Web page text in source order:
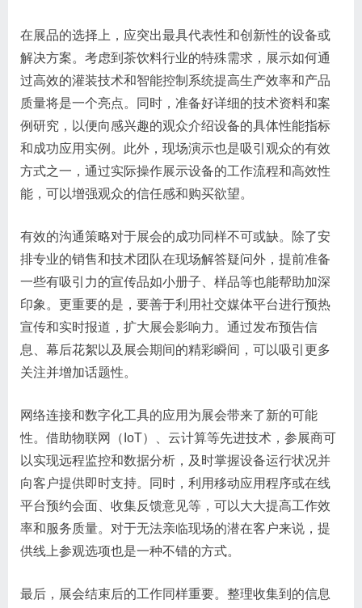
在展品的选择上，应突出最具代表性和创新性的设备或
解决方案。考虑到茶饮料行业的特殊需求，展示如何通
过高效的灌装技术和智能控制系统提高生产效率和产品
质量将是一个亮点。同时，准备好详细的技术资料和案
例研究，以便向感兴趣的观众介绍设备的具体性能指标
和成功应用实例。此外，现场演示也是吸引观众的有效
方式之一，通过实际操作展示设备的工作流程和高效性
能，可以增强观众的信任感和购买欲望。
有效的沟通策略对于展会的成功同样不可或缺。除了安
排专业的销售和技术团队在现场解答疑问外，提前准备
一些有吸引力的宣传品如小册子、样品等也能帮助加深
印象。更重要的是，要善于利用社交媒体平台进行预热
宣传和实时报道，扩大展会影响力。通过发布预告信
息、幕后花絮以及展会期间的精彩瞬间，可以吸引更多
关注并增加话题性。
网络连接和数字化工具的应用为展会带来了新的可能
性。借助物联网（IoT）、云计算等先进技术，参展商可
以实现远程监控和数据分析，及时掌握设备运行状况并
向客户提供即时支持。同时，利用移动应用程序或在线
平台预约会面、收集反馈意见等，可以大大提高工作效
率和服务质量。对于无法亲临现场的潜在客户来说，提
供线上参观选项也是一种不错的方式。
最后，展会结束后的工作同样重要。整理收集到的信息